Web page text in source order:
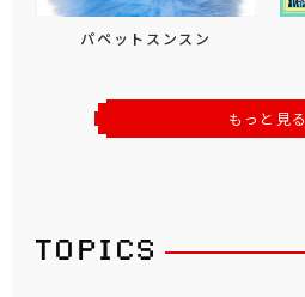
パペットスンスン
もっと見る